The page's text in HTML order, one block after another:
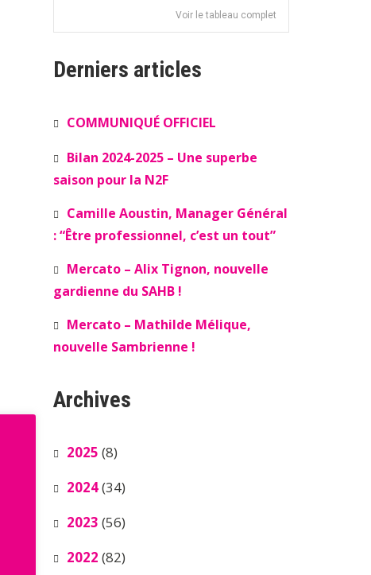
Voir le tableau complet
Derniers articles
COMMUNIQUÉ OFFICIEL
Bilan 2024-2025 – Une superbe
saison pour la N2F
Camille Aoustin, Manager Général
: “Être professionnel, c’est un tout”
Mercato – Alix Tignon, nouvelle
gardienne du SAHB !
Mercato – Mathilde Mélique,
nouvelle Sambrienne !
Archives
2025 (8)
2024(34)
2023 (56)
2022 (82)